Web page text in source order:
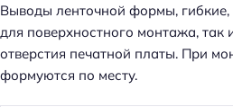
Выводы ленточной формы,
для поверхностного монтажа, так
отверстия печатной платы. При
формуются по месту.